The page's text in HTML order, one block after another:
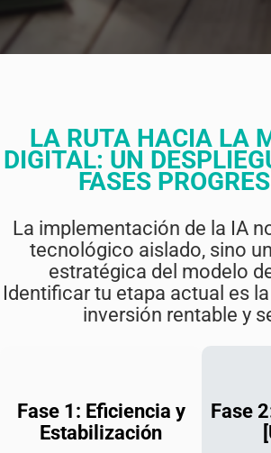
LA RUTA HACIA LA
DIGITAL: UN
FASES
La implementación de la IA
tecnológico aislado, sino
estratégica del modelo
Identificar tu etapa actual es
inversión rentable y
Fase 1: Eficiencia y
Estabilización
Fase